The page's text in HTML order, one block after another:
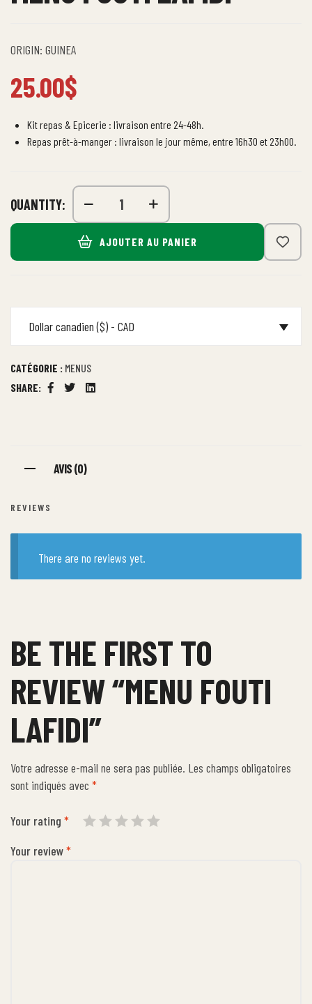
ORIGIN: GUINEA
25.00$
Kit repas & Epicerie : livraison entre 24-48h.
Repas prêt-à-manger : livraison le jour même, entre 16h30 et 23h00.
QUANTITY:
AJOUTER AU PANIER
Dollar canadien ($) - CAD
CATÉGORIE : MENUS
SHARE:
Facebook
TwitterLinkedin
AVIS (0)
REVIEWS
There are no reviews yet.
BE THE FIRST TO
REVIEW “MENU FOUTI
LAFIDI”
Votre adresse e-mail ne sera pas publiée. Les champs obligatoires
sont indiqués avec *
Your rating *
Your review*